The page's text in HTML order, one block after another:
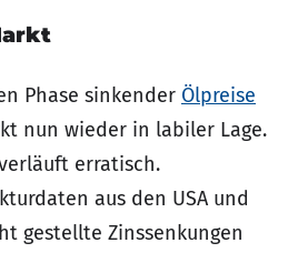
Phase sinkender Ölpreise
nun wieder in labiler Lage.
erratisch.
aus den USA und
gestellte Zinssenkungen